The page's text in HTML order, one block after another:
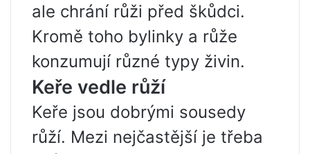
ale chrání růži před škůdci.
Kromě toho bylinky a růže
konzumují různé typy živin.
Keře vedle růží
Keře jsou dobrými sousedy
růží. Mezi nejčastější je třeba